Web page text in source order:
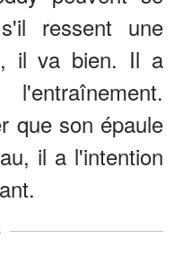
ressent une
il va bien. Il a
que son épaule
il a l'intention